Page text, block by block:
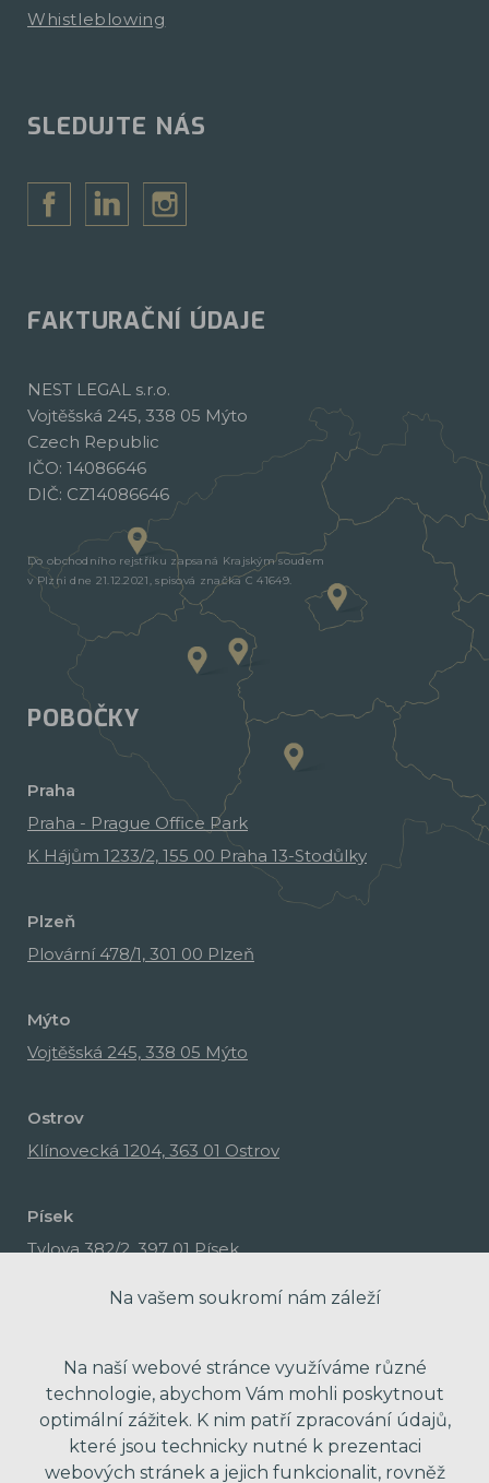
Whistleblowing
SLEDUJTE NÁS
FAKTURAČNÍ ÚDAJE
NEST LEGAL s.r.o.
Vojtěšská 245, 338 05 Mýto
Czech Republic
IČO: 14086646
DIČ: CZ14086646
Do obchodního rejstříku zapsaná Krajským soudem
v Plzni dne 21.12.2021, spisová značka C 41649.
POBOČKY
Praha
Praha - Prague Office Park
K Hájům 1233/2, 155 00 Praha 13-Stodůlky
Plzeň
Plovární 478/1, 301 00 Plzeň
Mýto
Vojtěšská 245, 338 05 Mýto
Ostrov
Klínovecká 1204, 363 01 Ostrov
Písek
Tylova 382/2, 397 01 Písek
Na vašem soukromí nám záleží
Na naší webové stránce využíváme různé
technologie, abychom Vám mohli poskytnout
optimální zážitek. K nim patří zpracování údajů,
které jsou technicky nutné k prezentaci
webových stránek a jejich funkcionalit, rovněž